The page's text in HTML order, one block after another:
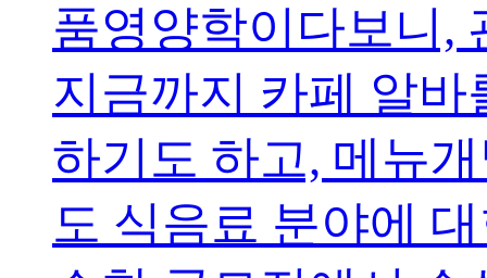
품영양학이다보니,
지금까지 카페 알
하기도 하고, 메뉴
도 식음료 분야에